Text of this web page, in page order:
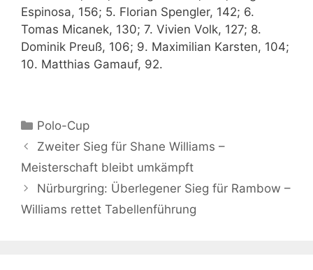
Espinosa, 156; 5. Florian Spengler, 142; 6.
Tomas Micanek, 130; 7. Vivien Volk, 127; 8.
Dominik Preuß, 106; 9. Maximilian Karsten, 104;
10. Matthias Gamauf, 92.
Kategorien
Polo-Cup
Zweiter Sieg für Shane Williams –
Meisterschaft bleibt umkämpft
Nürburgring: Überlegener Sieg für Rambow –
Williams rettet Tabellenführung